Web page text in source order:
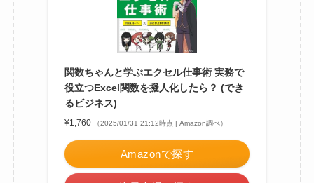
関数ちゃんと学ぶエクセル仕事術 実務で
役立つExcel関数を擬人化したら？ (でき
るビジネス)
¥1,760 （2025/01/31 21:12時点 | Amazon調べ）
Amazonで探す